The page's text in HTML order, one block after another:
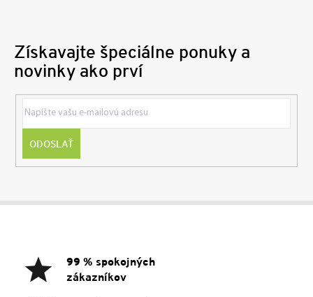
Získavajte špeciálne ponuky a
novinky ako prví
ODOSLAŤ
99 % spokojných
zákazníkov